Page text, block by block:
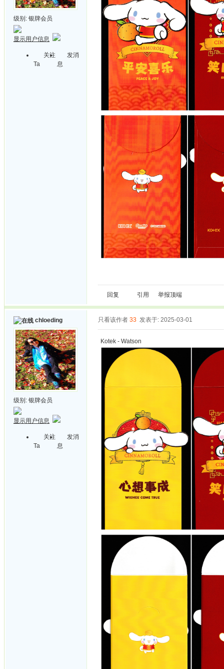
级别: 银牌会员
显示用户信息
关注
Ta
发消
息
回复 引用 举报顶端
chloeding
级别: 银牌会员
显示用户信息
关注
Ta
发消
息
只看该作者 33 发表于: 2025-03-01
Kotek - Watson